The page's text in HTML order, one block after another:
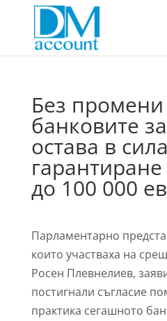
Без
банковите
остава в сила
до 100 000
Парламентарно
които участваха на
Росен Плевнелиев,
постигнали съгласие
практика сегашното